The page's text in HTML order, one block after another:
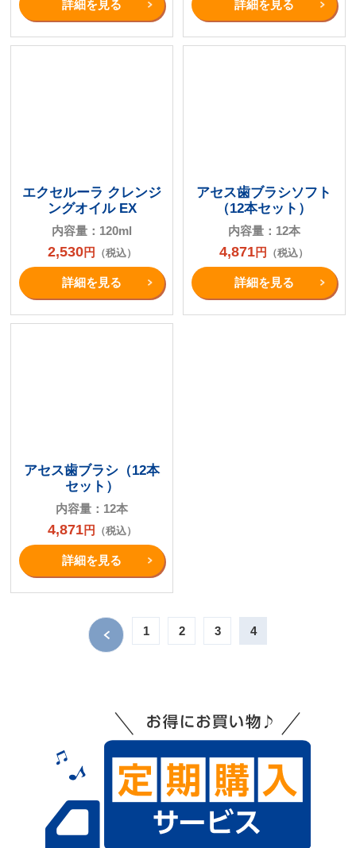
詳細を⾒る 詳細を⾒る
エクセルーラ クレンジ
ングオイル EX
内容量：120ml
2,530円 （税込）
詳細を⾒る
アセス歯ブラシソフト
（12本セット）
内容量：12本
4,871円 （税込）
詳細を⾒る
アセス歯ブラシ（12本
セット）
内容量：12本
4,871円 （税込）
詳細を⾒る
1 2 3 4